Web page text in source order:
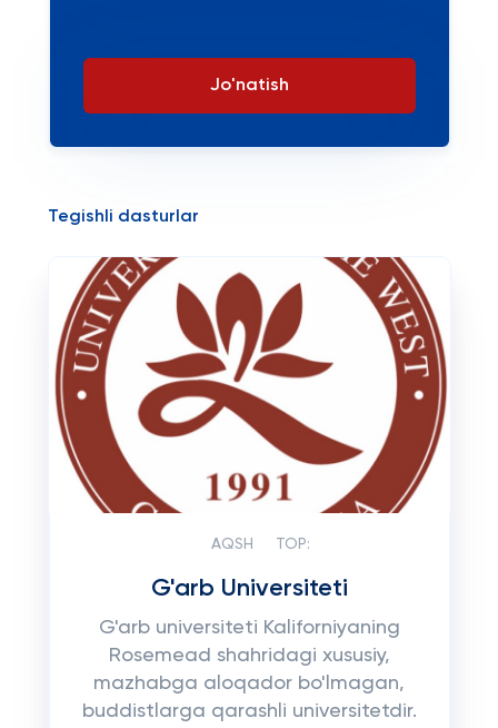
Jo'natish
Tegishli dasturlar
AQSH TOP:
G'arb Universiteti
G'arb universiteti Kaliforniyaning
Rosemead shahridagi xususiy,
mazhabga aloqador bo'lmagan,
buddistlarga qarashli universitetdir.